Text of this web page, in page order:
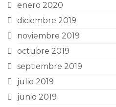
enero 2020
diciembre 2019
noviembre 2019
octubre 2019
septiembre 2019
julio 2019
junio 2019